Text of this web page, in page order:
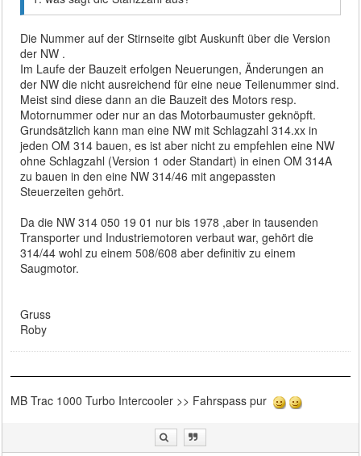
Die Nummer auf der Stirnseite gibt Auskunft über die Version
der NW .
Im Laufe der Bauzeit erfolgen Neuerungen, Änderungen an
der NW die nicht ausreichend für eine neue Teilenummer sind.
Meist sind diese dann an die Bauzeit des Motors resp.
Motornummer oder nur an das Motorbaumuster geknöpft.
Grundsätzlich kann man eine NW mit Schlagzahl 314.xx in
jeden OM 314 bauen, es ist aber nicht zu empfehlen eine NW
ohne Schlagzahl (Version 1 oder Standart) in einen OM 314A
zu bauen in den eine NW 314/46 mit angepassten
Steuerzeiten gehört.
Da die NW 314 050 19 01 nur bis 1978 ,aber in tausenden
Transporter und Industriemotoren verbaut war, gehört die
314/44 wohl zu einem 508/608 aber definitiv zu einem
Saugmotor.
Gruss
Roby
MB Trac 1000 Turbo Intercooler >> Fahrspass pur